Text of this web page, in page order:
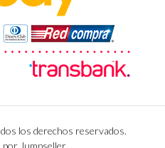
los derechos reservados.
Jumpseller.